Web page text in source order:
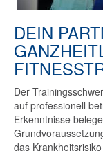
DEIN
Der
auf professionell
Erkenntnisse
das